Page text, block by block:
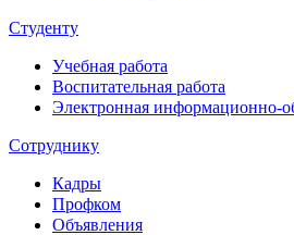
Студенту
Учебная работа
Воспитательная работа
Электронная информационно-
Сотруднику
Кадры
Профком
Объявления